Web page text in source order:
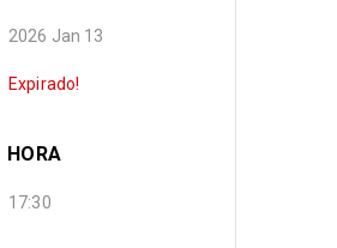
2026 Jan 13
Expirado!
HORA
17:30